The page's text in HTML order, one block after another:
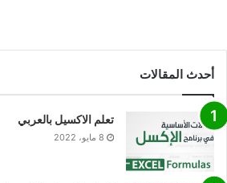
أحدث المقالات
تعلم الاكسيل بالعربي
8 مايو، 2022